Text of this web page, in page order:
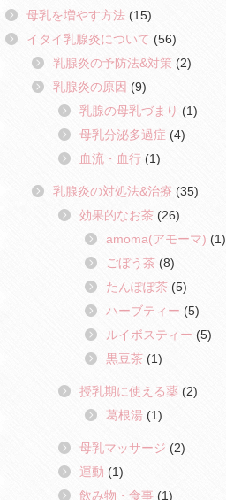
母乳を増やす方法 (15)
イタイ乳腺炎について (56)
乳腺炎の予防法&対策 (2)
乳腺炎の原因 (9)
乳腺の母乳づまり (1)
母乳分泌多過症 (4)
血流・血行 (1)
乳腺炎の対処法&治療 (35)
効果的なお茶 (26)
amoma(アモーマ) (1)
ごぼう茶 (8)
たんぽぽ茶 (5)
ハーブティー (5)
ルイボスティー (5)
黒豆茶 (1)
授乳期に使える薬 (2)
葛根湯 (1)
母乳マッサージ (2)
運動 (1)
飲み物・食事 (1)